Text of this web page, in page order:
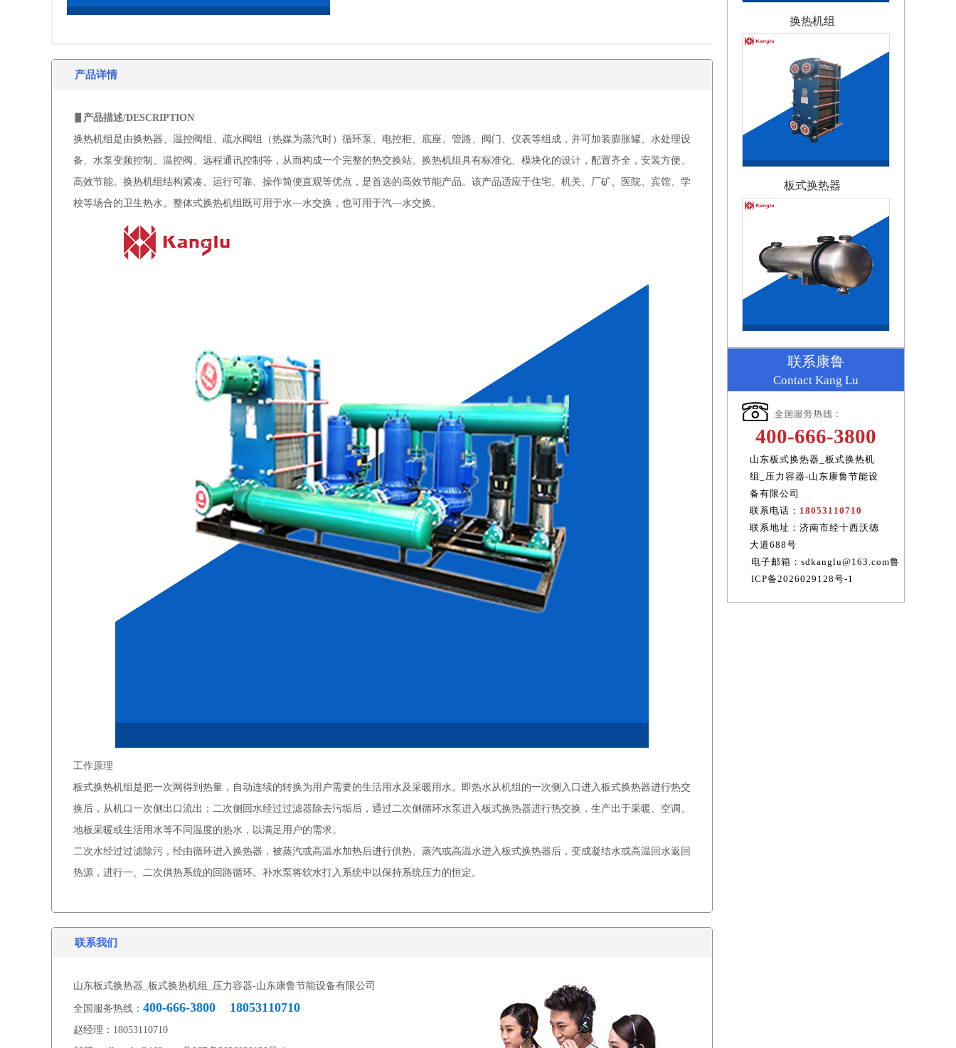
产品详情
▋产品描述/DESCRIPTION
换热机组是由换热器、温控阀组、疏水阀组（热媒为蒸汽时）循环泵、电控柜、底座、管路、阀门、仪表等组成，并可加装膨胀罐、水处理设
备、水泵变频控制、温控阀、远程通讯控制等，从而构成一个完整的热交换站。换热机组具有标准化、模块化的设计，配置齐全，安装方便、
高效节能。换热机组结构紧凑、运行可靠、操作简便直观等优点，是首选的高效节能产品。该产品适应于住宅、机关、厂矿、医院、宾馆、学
校等场合的卫生热水。整体式换热机组既可用于水—水交换，也可用于汽—水交换。
工作原理
板式换热机组是把一次网得到热量，自动连续的转换为用户需要的生活用水及采暖用水。即热水从机组的一次侧入口进入板式换热器进行热交
换后，从机口一次侧出口流出；二次侧回水经过过滤器除去污垢后，通过二次侧循环水泵进入板式换热器进行热交换，生产出于采暖、空调、
地板采暖或生活用水等不同温度的热水，以满足用户的需求。
二次水经过过滤除污，经由循环进入换热器，被蒸汽或高温水加热后进行供热。蒸汽或高温水进入板式换热器后，变成凝结水或高温回水返回
热源，进行一、二次供热系统的回路循环。补水泵将软水打入系统中以保持系统压力的恒定。
联系我们
山东板式换热器_板式换热机组_压力容器-山东康鲁节能设备有限公司
全国服务热线： 400-666-3800 18053110710
赵经理：18053110710
换热机组
板式换热器
列管式换热器
管壳式换热器
联系康鲁
Contact Kang Lu
400-666-3800
山东板式换热器_板式换热机
组_压力容器-山东康鲁节能设
备有限公司
联系电话： 18053110710
联系地址：济南市经十西沃德
大道688号
电子邮箱：sdkanglu@163.com鲁
ICP备2026029128号-1